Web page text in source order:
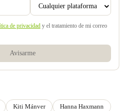
de privacidad y el tratamiento de mi correo
Avisarme
Kiti Mánver
Hanna Haxmann